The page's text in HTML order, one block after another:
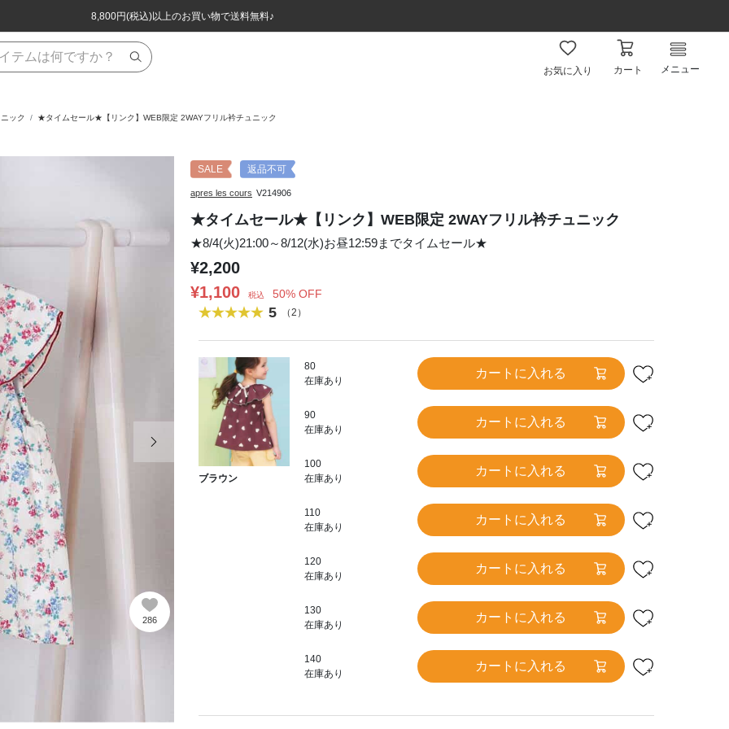
8,800円(税込)以上のお買い物で送料無料♪
ほぼ全品半額！！8/12(水)お昼12:59まで！！
8,800円(税込)以上のお買い物で送料無料♪
ほぼ全品半額！！8/12(水)お昼12:59まで！！
お気に入り カート メニュー
ック ★タイムセール★【リンク】WEB限定 2WAYフリル衿チュニック
286
SALE 返品不可
apres les cours V214906
★タイムセール★【リンク】WEB限定 2WAYフリル衿チュニック
★8/4(火)21:00～8/12(水)お昼12:59までタイムセール★
¥2,200
¥1,100
税込 50% OFF
5 （2）
ブラウン
80
在庫あり
カートに入れる
90
在庫あり
カートに入れる
100
在庫あり
カートに入れる
110
在庫あり
カートに入れる
120
在庫あり
カートに入れる
130
在庫あり
カートに入れる
140
在庫あり
カートに入れる